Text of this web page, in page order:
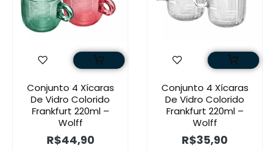
Conjunto 4 Xícaras
De Vidro Colorido
Frankfurt 220ml –
Wolff
R$44,90
Conjunto 4 Xícaras
De Vidro Colorido
Frankfurt 220ml –
Wolff
R$35,90